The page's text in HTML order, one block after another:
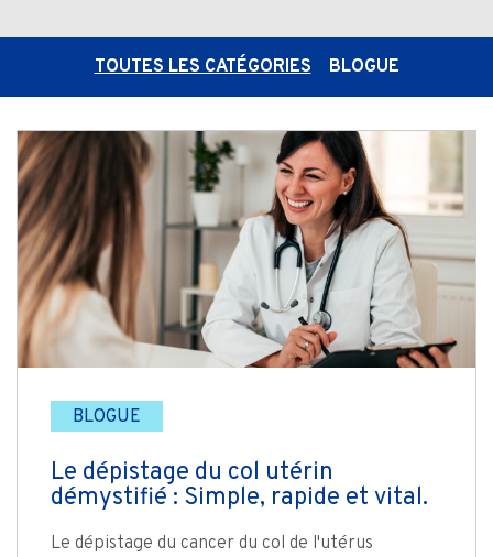
TOUTES LES CATÉGORIES BLOGUE
BLOGUE
Le dépistage du col utérin
démystifié : Simple, rapide et vital.
Le dépistage du cancer du col de l'utérus